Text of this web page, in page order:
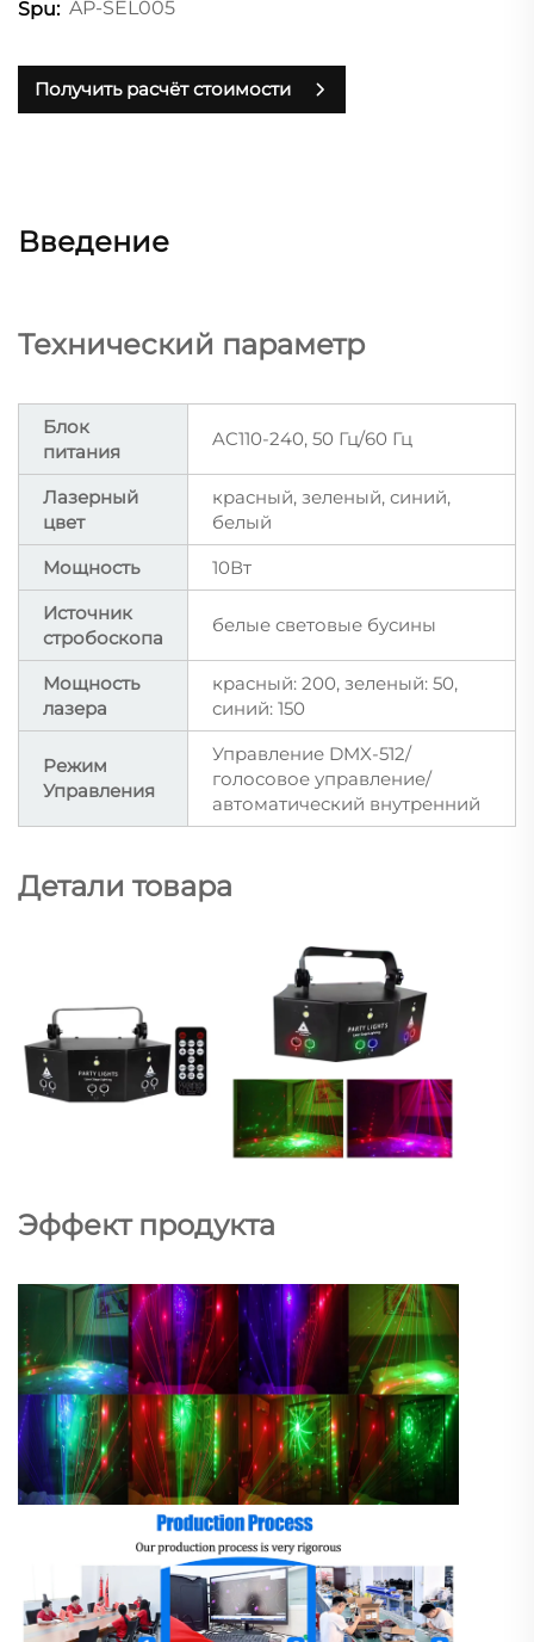
Spu: AP-SEL005
Получить расчёт стоимости
Введение
Технический параметр
Блок
питания
AC110-240, 50 Гц/60 Гц
Лазерный
цвет
красный, зеленый, синий,
белый
Мощность
10Вт
Источник
стробоскопа
белые световые бусины
Мощность
лазера
красный: 200, зеленый: 50,
синий: 150
Режим
Управления
Управление DMX-512/
голосовое управление/
автоматический внутренний
Детали товара
Эффект продукта